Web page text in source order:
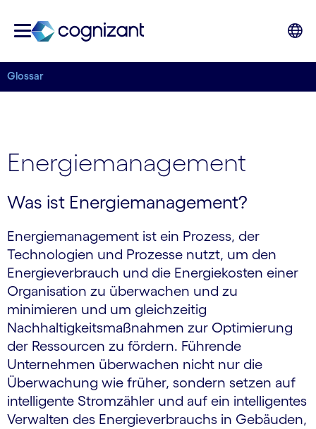
Glossar
Energiemanagement
Was ist Energiemanagement?
Energiemanagement ist ein Prozess, der
Technologien und Prozesse nutzt, um den
Energieverbrauch und die Energiekosten einer
Organisation zu überwachen und zu
minimieren und um gleichzeitig
Nachhaltigkeitsmaßnahmen zur Optimierung
der Ressourcen zu fördern. Führende
Unternehmen überwachen nicht nur die
Überwachung wie früher, sondern setzen auf
intelligente Stromzähler und auf ein intelligentes
Verwalten des Energieverbrauchs in Gebäuden,